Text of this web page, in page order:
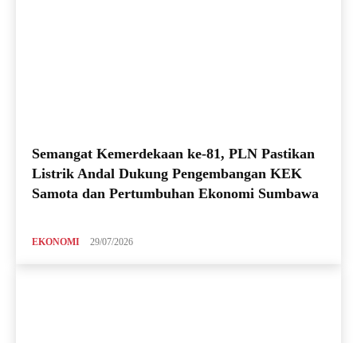
Semangat Kemerdekaan ke-81, PLN Pastikan
Listrik Andal Dukung Pengembangan KEK
Samota dan Pertumbuhan Ekonomi Sumbawa
EKONOMI 29/07/2026